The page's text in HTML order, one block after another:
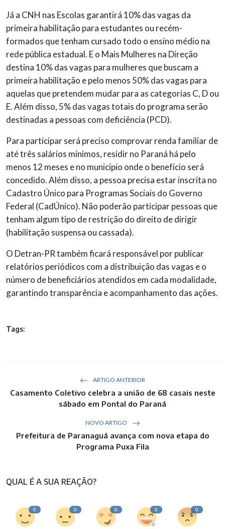
Já a CNH nas Escolas garantirá 10% das vagas da
primeira habilitação para estudantes ou recém-
formados que tenham cursado todo o ensino médio na
rede pública estadual. E o Mais Mulheres na Direção
destina 10% das vagas para mulheres que buscam a
primeira habilitação e pelo menos 50% das vagas para
aquelas que pretendem mudar para as categorias C, D ou
E. Além disso, 5% das vagas totais do programa serão
destinadas a pessoas com deficiência (PCD).
Para participar será preciso comprovar renda familiar de
até três salários mínimos, residir no Paraná há pelo
menos 12 meses e no município onde o benefício será
concedido. Além disso, a pessoa precisa estar inscrita no
Cadastro Único para Programas Sociais do Governo
Federal (CadÚnico). Não poderão participar pessoas que
tenham algum tipo de restrição do direito de dirigir
(habilitação suspensa ou cassada).
O Detran-PR também ficará responsável por publicar
relatórios periódicos com a distribuição das vagas e o
número de beneficiários atendidos em cada modalidade,
garantindo transparência e acompanhamento das ações.
Tags:
ARTIGO ANTERIOR
Casamento Coletivo celebra a união de 68 casais neste
sábado em Pontal do Paraná
NOVO ARTIGO
Prefeitura de Paranaguá avança com nova etapa do
Programa Puxa Fila
QUAL É A SUA REAÇÃO?
0 0 0 0 0